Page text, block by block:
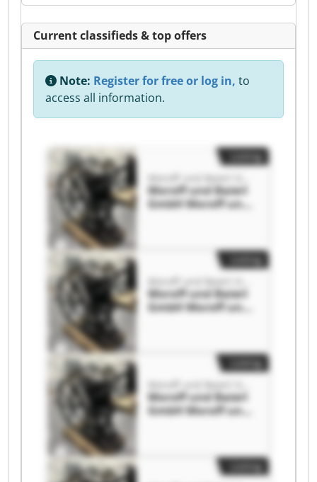
Current classifieds & top offers
Note: Register for free or log in, to
access all information.
Moroff und Baierl
GmbH Moroff und
Moroff und Baierl
GmbH Moroff und
Moroff und Baierl
GmbH Moroff und